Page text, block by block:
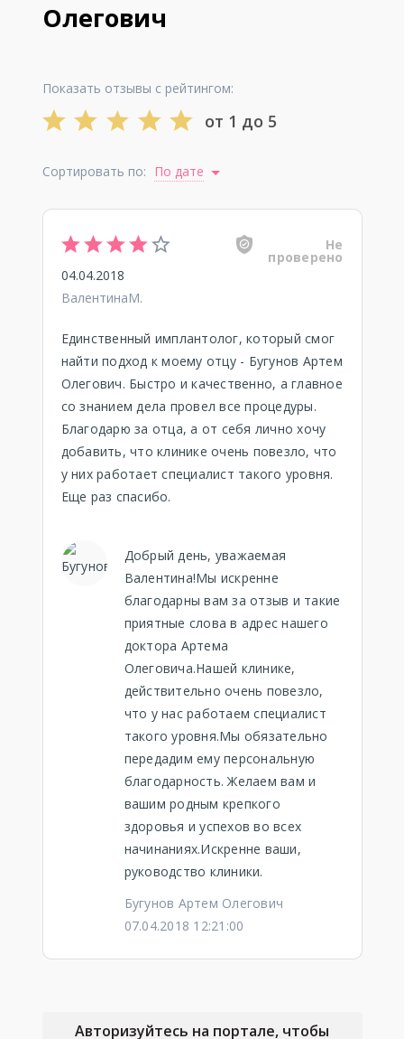
Олегович
Показать отзывы с рейтингом:
от 1 до 5
Сортировать по: По дате
Не
проверено
04.04.2018
ВалентинаМ.
Единственный имплантолог, который смог
найти подход к моему отцу - Бугунов Артем
Олегович. Быстро и качественно, а главное
со знанием дела провел все процедуры.
Благодарю за отца, а от себя лично хочу
добавить, что клинике очень повезло, что
у них работает специалист такого уровня.
Еще раз спасибо.
Добрый день, уважаемая
Валентина!Мы искренне
благодарны вам за отзыв и такие
приятные слова в адрес нашего
доктора Артема
Олеговича.Нашей клинике,
действительно очень повезло,
что у нас работаем специалист
такого уровня.Мы обязательно
передадим ему персональную
благодарность. Желаем вам и
вашим родным крепкого
здоровья и успехов во всех
начинаниях.Искренне ваши,
руководство клиники.
Бугунов Артем Олегович
07.04.2018 12:21:00
Авторизуйтесь на портале, чтобы